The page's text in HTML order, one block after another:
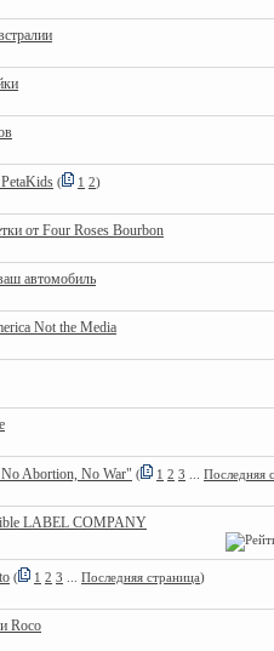
( 1 2)
от Four Roses Bourbon
автомобиль
Not the Media
Abortion, No War" ( 1 2 3
Последняя
LABEL COMPANY
( 1 2 3 Последняя страница)
Roco